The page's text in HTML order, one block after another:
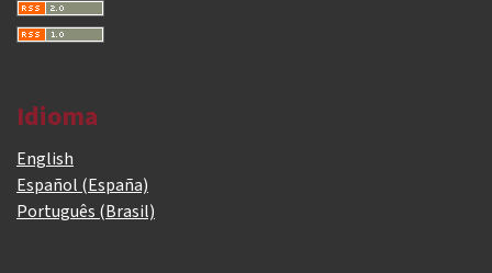
Idioma
English
Español (España)
Português (Brasil)